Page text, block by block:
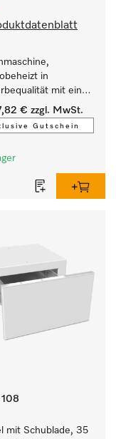
in
mit einer
von 79 min,
Dosierung.
€ zzgl. MwSt.
Gutschein
108
mit Schublade, 35